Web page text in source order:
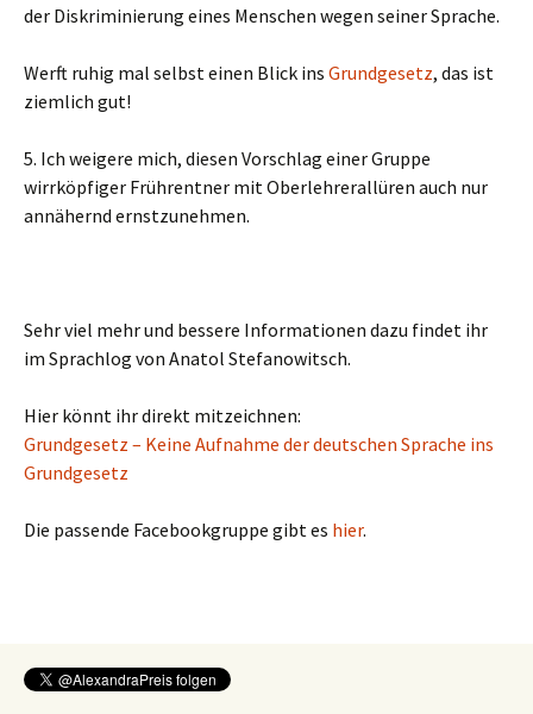
der Diskriminierung eines Menschen wegen seiner Sprache.
Werft ruhig mal selbst einen Blick ins Grundgesetz, das ist
ziemlich gut!
5. Ich weigere mich, diesen Vorschlag einer Gruppe
wirrköpfiger Frührentner mit Oberlehrerallüren auch nur
annähernd ernstzunehmen.
Sehr viel mehr und bessere Informationen dazu findet ihr
im Sprachlog von Anatol Stefanowitsch.
Hier könnt ihr direkt mitzeichnen:
Grundgesetz – Keine Aufnahme der deutschen Sprache ins
Grundgesetz
Die passende Facebookgruppe gibt es hier.